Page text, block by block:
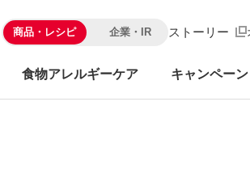
商品・レシピ 企業・IR ストーリー
食物アレルギーケア キャンペーン